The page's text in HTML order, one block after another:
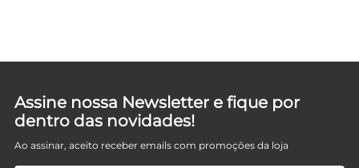
Assine nossa Newsletter e fique por
dentro das novidades!
Ao assinar, aceito receber emails com promoções da loja